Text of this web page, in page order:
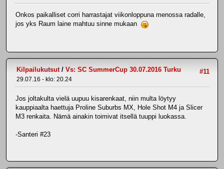
Onkos paikalliset corri harrastajat viikonloppuna menossa radalle,
jos yks Raum laine mahtuu sinne mukaan
#11
Kilpailukutsut/ Vs: SC SummerCup 30.07.2016 Turku
29.07.16 - klo: 20.24
Jos joltakulta vielä uupuu kisarenkaat, niin multa löytyy
kauppiaalta haettuja Proline Suburbs MX, Hole Shot M4 ja Slicer
M3 renkaita. Nämä ainakin toimivat itsellä tuuppi luokassa.
-Santeri #23